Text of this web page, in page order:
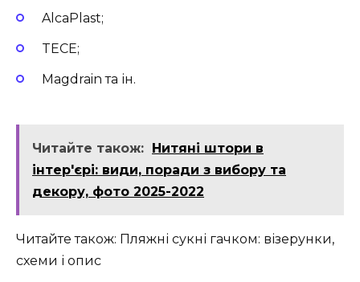
AlcaPlast;
TECE;
Magdrain та ін.
Читайте також:
Нитяні штори в
інтер'єрі: види, поради з вибору та
декору, фото 2025-2022
Читайте також: Пляжні сукні гачком: візерунки,
схеми і опис